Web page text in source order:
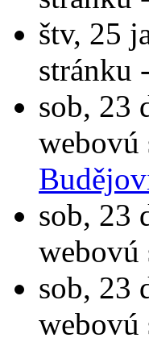
štv, 25
stránku -
sob, 23
webovú
sob, 23
webovú
sob, 23
webovú